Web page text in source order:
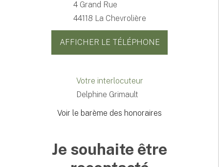
4 Grand Rue
44118 La Chevrolière
AFFICHER LE TÉLÉPHONE
Votre interlocuteur
Delphine Grimault
Voir le barème des honoraires
Je souhaite être